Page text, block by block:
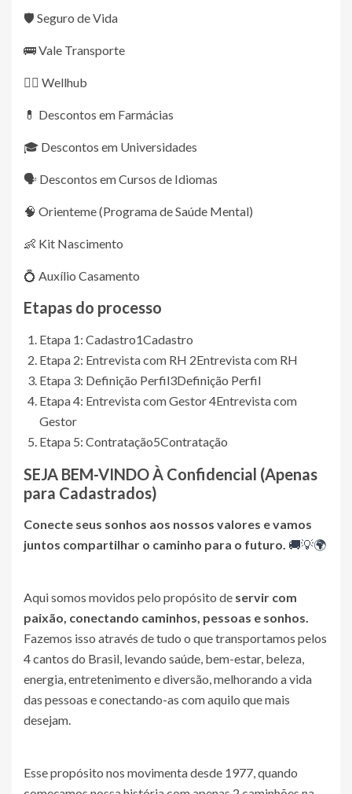
🛡️ Seguro de Vida
🚌 Vale Transporte
🏋️‍♂️ Wellhub
💊 Descontos em Farmácias
🎓 Descontos em Universidades
🗣️ Descontos em Cursos de Idiomas
🧠 Orienteme (Programa de Saúde Mental)
👶 Kit Nascimento
💍 Auxílio Casamento
Etapas do processo
Etapa 1: Cadastro1Cadastro
Etapa 2: Entrevista com RH 2Entrevista com RH
Etapa 3: Definição Perfil3Definição Perfil
Etapa 4: Entrevista com Gestor4Entrevista com
Gestor
Etapa 5: Contratação5Contratação
SEJA BEM-VINDO À Confidencial (Apenas
para Cadastrados)
Conecte seus sonhos aos nossos valores e vamos
juntos compartilhar o caminho para o futuro. 🚚💡🌍
Aqui somos movidos pelo propósito de servir com
paixão, conectando caminhos, pessoas e sonhos.
Fazemos isso através de tudo o que transportamos pelos
4 cantos do Brasil, levando saúde, bem-estar, beleza,
energia, entretenimento e diversão, melhorando a vida
das pessoas e conectando-as com aquilo que mais
desejam.
Esse propósito nos movimenta desde 1977, quando